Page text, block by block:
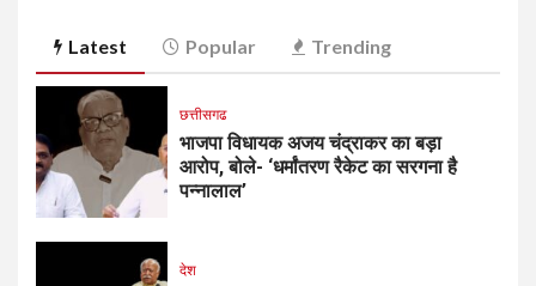
Latest Popular Trending
छत्तीसगढ
भाजपा विधायक अजय चंद्राकर का बड़ा
आरोप, बोले- ‘धर्मांतरण रैकेट का सरगना है
पन्नालाल’
देश